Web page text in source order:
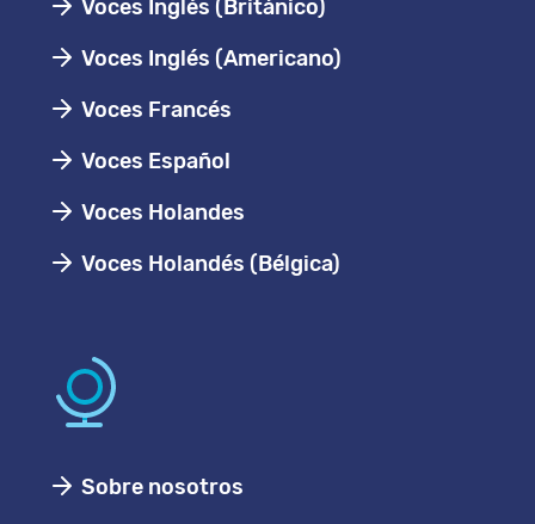
Voces Inglés (Británico)
Voces Inglés (Americano)
Voces Francés
Voces Español
Voces Holandes
Voces Holandés (Bélgica)
Sobre nosotros